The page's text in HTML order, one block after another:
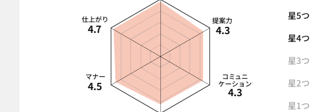
提案力
4.3
コミュニ
ケーション
4.3
マナー
4.5
仕上がり
4.7
星5つ
星4つ
星3つ
星2つ
星1つ